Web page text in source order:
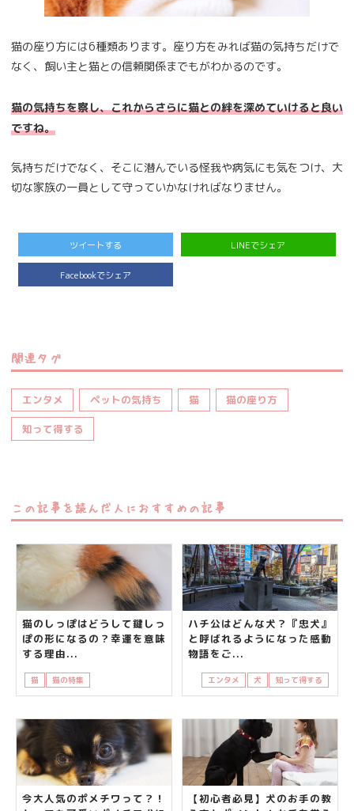
猫の座り方には6種類あります。座り方をみれば猫の気持ちだけで
なく、飼い主と猫との信頼関係までもがわかるのです。
猫の気持ちを察し、これからさらに猫との絆を深めていけると良い
ですね。
気持ちだけでなく、そこに潜んでいる怪我や病気にも気をつけ、大
切な家族の一員として守っていかなければなりません。
ツイートする LINEでシェア
Facebookでシェア
関連タグ
エンタメ ペットの気持ち 猫 猫の座り方
知って得する
この記事を読んだ人におすすめの記事
猫のしっぽはどうして鍵しっ
ぽの形になるの？幸運を意味
する理由...
猫 猫の特集
ハチ公はどんな犬？『忠犬』
と呼ばれるようになった感動
物語をご...
エンタメ 犬 知って得する
今大人気のポメチワって？！
【初心者必見】犬のお手の教